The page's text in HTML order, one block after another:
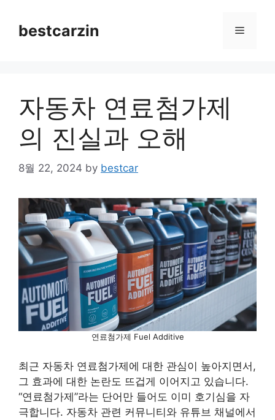
contentbestcarzin Menu
자동차 연료첨가제
의 진실과 오해
8월 22, 2024 by bestcar
연료첨가제 Fuel Additive
최근 자동차 연료첨가제에 대한 관심이 높아지면서,
그 효과에 대한 논란도 뜨겁게 이어지고 있습니다.
“연료첨가제”라는 단어만 들어도 이미 호기심을 자
극합니다. 자동차 관련 커뮤니티와 유튜브 채널에서